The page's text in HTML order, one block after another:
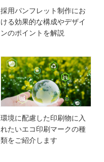
採用パンフレット制作にお
ける効果的な構成やデザイ
ンのポイントを解説
環境に配慮した印刷物に入
れたいエコ印刷マークの種
類をご紹介します